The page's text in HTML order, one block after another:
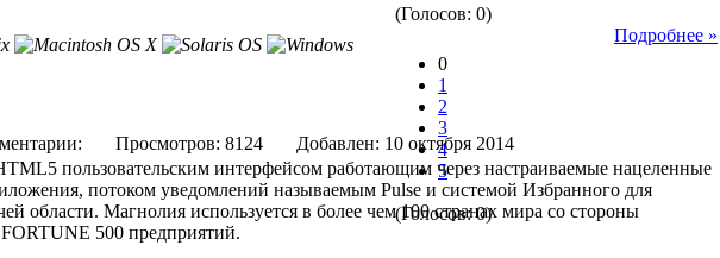
(Голосов: 0)
0
1
2
3
4
5
(Голосов: 0)
Подробнее »
Просмотров: 8124
Добавлен: 10 октября 2014
пользовательским интерфейсом работающим через настраиваемые нацеленные
потоком уведомлений называемым Pulse и системой Избранного для
области. Магнолия используется в более чем 100 странах мира со стороны
500 предприятий.